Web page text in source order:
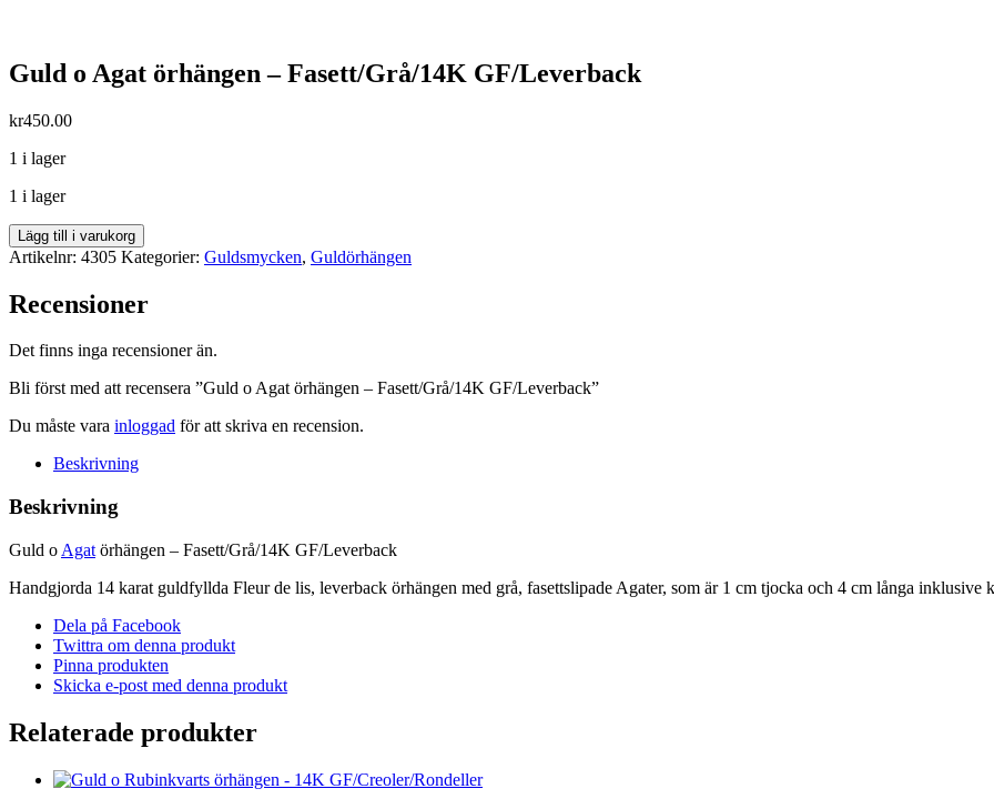
Guld o Agat örhängen – Fasett/Grå/14K GF/Leverback
kr450.00
1 i lager
1 i lager
Guld
o
örhängen
-
GF/Leverback
Lägg till i varukorg
Artikelnr: 4305 Kategorier: Guldsmycken, Guldörhängen
Recensioner
Det finns inga recensioner än.
Bli först med att recensera ”Guld o Agat örhängen – Fasett/Grå/14K GF/Leverback”
Du måste vara inloggad för att skriva en recension.
Beskrivning
Beskrivning
Guld o Agat örhängen – Fasett/Grå/14K GF/Leverback
Handgjorda 14 karat guldfyllda Fleur de lis, leverback örhängen med grå, fasettslipade Agater, som är 1 cm tjocka och 4 cm långa inklusive
Dela på Facebook
Twittra om denna produkt
Pinna produkten
Skicka e-post med denna produkt
Relaterade produkter